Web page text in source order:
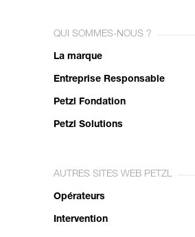
QUI SOMMES-NOUS ?
La marque
Entreprise Responsable
Petzl Fondation
Petzl Solutions
AUTRES SITES WEB PETZL
Opérateurs
Intervention